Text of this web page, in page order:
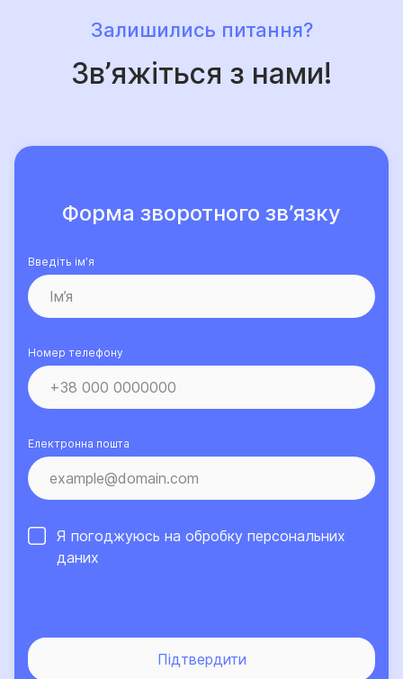
Залишились питання?
Зв’яжіться з нами!
Форма зворотного зв’язку
Введіть ім’я
Номер телефону
Електронна пошта
Я погоджуюсь на обробку персональних
даних
Підтвердити